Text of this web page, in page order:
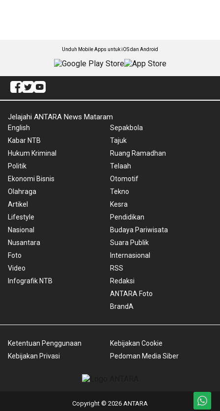
Unduh Mobile Apps untuk iOS dan Android
Jelajahi ANTARA News Mataram
English
Kabar NTB
Hukum Kriminal
Politik
Ekonomi Bisnis
Olahraga
Artikel
Lifestyle
Nasional
Nusantara
Foto
Video
Infografik NTB
Sepakbola
Tajuk
Ruang Ramadhan
Telaah
Otomotif
Tekno
Kesra
Pendidikan
Budaya Pariwisata
Suara Publik
Internasional
RSS
Redaksi
ANTARA Foto
BrandA
Ketentuan Penggunaan
Kebijakan Privasi
Kebijakan Cookie
Pedoman Media Siber
Copyright © 2026 ANTARA